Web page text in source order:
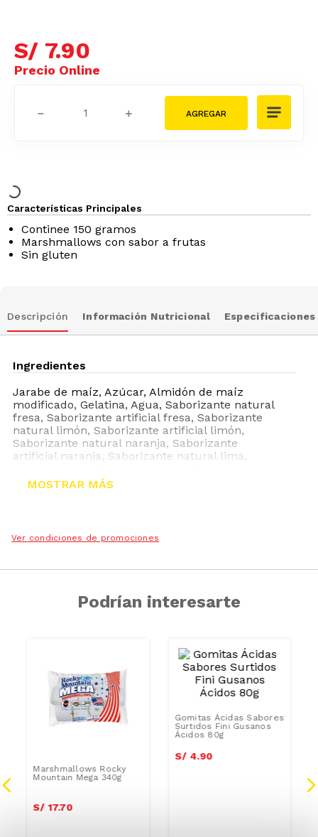
S/ 7.90
＋
－
Características Principales
Continee 150 gramos
Marshmallows con sabor a frutas
Sin gluten
Descripción Información Nutricional Especificaciones
Ingredientes
Jarabe de maíz, Azúcar, Almidón de maíz
modificado, Gelatina, Agua, Saborizante natural
fresa, Saborizante artificial fresa, Saborizante
natural limón, Saborizante artificial limón,
Saborizante natural naranja, Saborizante
artificial naranja, Saborizante natural lima,
pirofosfato tetrasódico (e450), Colorante amarillo
MOSTRAR MÁS
Ver condiciones de promociones
Podrían interesarte
Marshmallows Rocky
Mountain Mega 340g
S/ 17.70
AZUCAR